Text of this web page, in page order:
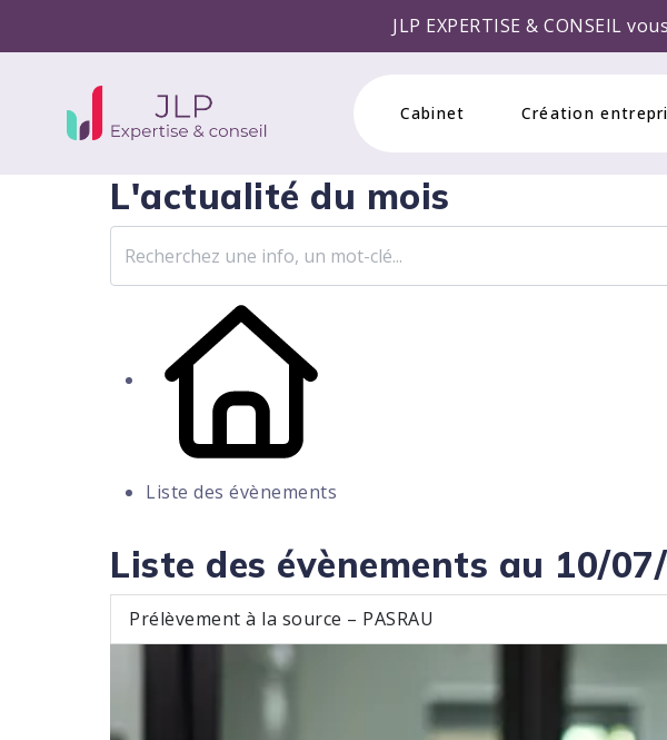
JLP EXPERTISE & CONSEIL vous
Cabinet Création
L'actualité du mois
Liste des évènements
Liste des évènements au 10/
Prélèvement à la source – PASRAU